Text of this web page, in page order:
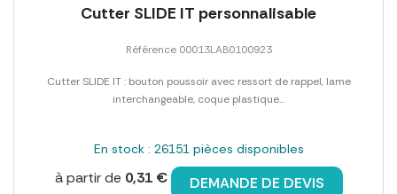
Cutter SLIDE IT personnalisable
Référence 00013LAB0100923
Cutter SLIDE IT : bouton poussoir avec ressort de rappel, lame
interchangeable, coque plastique...
En stock : 26151 pièces disponibles
à partir de 0,31 € DEMANDE DE DEVIS